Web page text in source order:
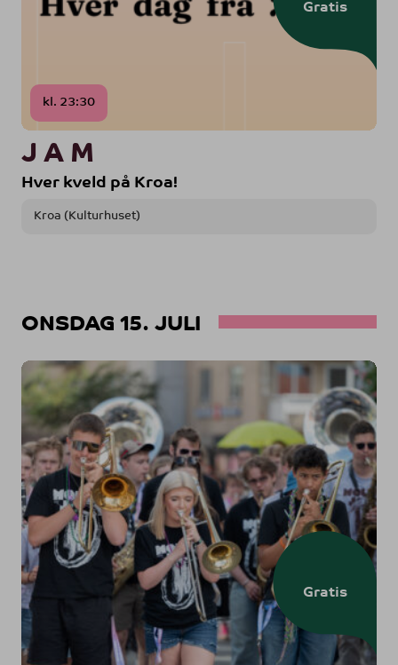
kl. 23:30
Gratis
J A M
Hver kveld på Kroa!
Kroa (Kulturhuset)
ONSDAG 15. JULI
Gratis